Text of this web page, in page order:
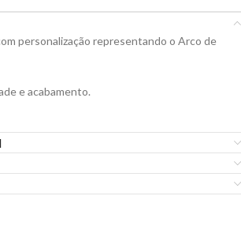
personalização representando o Arco de
e acabamento.